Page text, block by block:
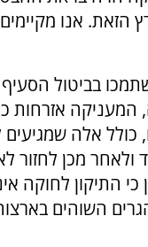
הזאת. אנו
בביטול
המעניקה אזרחות
כולל אלה
ולאחר מכן לחזור
התיקון לחוקה
השוהים